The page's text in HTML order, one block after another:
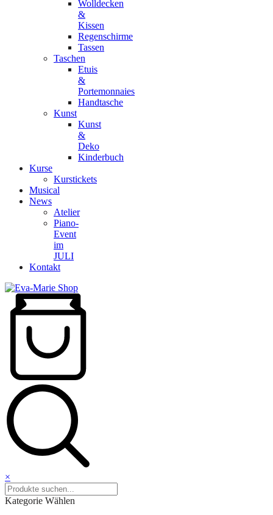
Wolldecken
&
Kissen
Regenschirme
Tassen
Taschen
Etuis
&
Portemonnaies
Handtasche
Kunst
Kunst
&
Deko
Kinderbuch
Kurse
Kurstickets
Musical
News
Atelier
Piano-
Event
im
JULI
Kontakt
×
Kategorie Wählen